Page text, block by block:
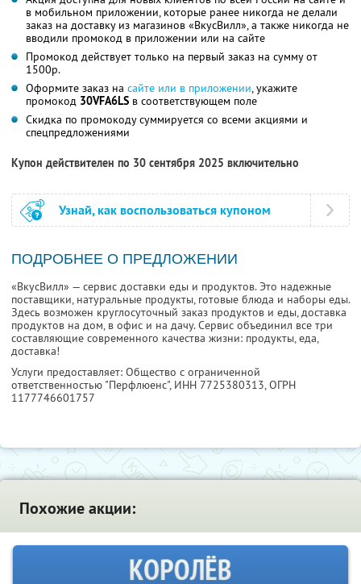
в мобильном приложении, которые ранее никогда не делали
заказ на доставку из магазинов «ВкусВилл», а также никогда не
вводили промокод в приложении или на сайте
Промокод действует только на первый заказ на сумму от
1500р.
Оформите заказ на сайте или в приложении, укажите
промокод 30VFA6LS в соответствующем поле
Скидка по промокоду суммируется со всеми акциями и
спецпредложениями
Купон действителен по 30 сентября 2025 включительно
Узнай, как воспользоваться купоном
ПОДРОБНЕЕ О ПРЕДЛОЖЕНИИ
«ВкусВилл» — сервис доставки еды и продуктов. Это надежные
поставщики, натуральные продукты, готовые блюда и наборы еды.
Здесь возможен круглосуточный заказ продуктов и еды, доставка
продуктов на дом, в офис и на дачу. Сервис объединил все три
составляющие современного качества жизни: продукты, еда,
доставка!
Услуги предоставляет: Общество с ограниченной
ответственностью "Перфлюенс", ИНН 7725380313, ОГРН
1177746601757
Похожие акции: